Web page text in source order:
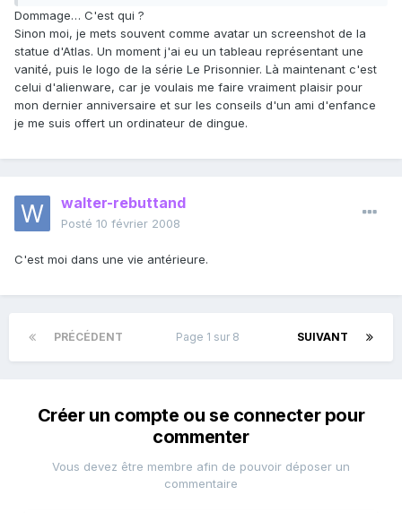
Dommage… C'est qui ?
Sinon moi, je mets souvent comme avatar un screenshot de la
statue d'Atlas. Un moment j'ai eu un tableau représentant une
vanité, puis le logo de la série Le Prisonnier. Là maintenant c'est
celui d'alienware, car je voulais me faire vraiment plaisir pour
mon dernier anniversaire et sur les conseils d'un ami d'enfance
je me suis offert un ordinateur de dingue.
walter-rebuttand
Posté 10 février 2008
C'est moi dans une vie antérieure.
PRÉCÉDENT SUIVANT
Page 1 sur 8
Créer un compte ou se connecter pour
commenter
Vous devez être membre afin de pouvoir déposer un
commentaire